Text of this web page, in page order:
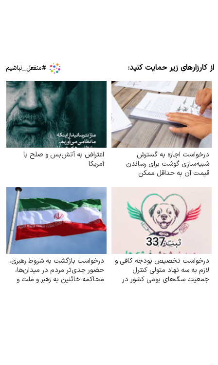
از کارزارهای زیر حمایت کنید:
درخواست اجازه به گسترش
شبیه‌سازی گوشت برای رساندن
قیمت آن به حداقل ممکن
اعتراض به آتش‌بس و صلح با
آمریکا
درخواست تخصیص بودجه کافی و
لازم به سه نهاد متولی کنترل
جمعیت سگ‌های بومی کشور در
درخواست بازگشت به شروط رهبری،
حضور جدی‌تر مردم در میدان‌ها،
محاکمه خائنین به رهبر و ملت و